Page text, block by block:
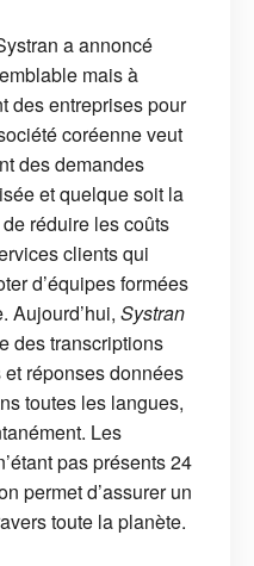
a annoncé
mais à
des entreprises pour
coréenne veut
des demandes
et quelque soit la
réduire les coûts
clients qui
d’équipes formées
Aujourd’hui, Systran
des transcriptions
réponses données
toutes les langues,
Les
pas présents 24
permet d’assurer un
toute la planète.